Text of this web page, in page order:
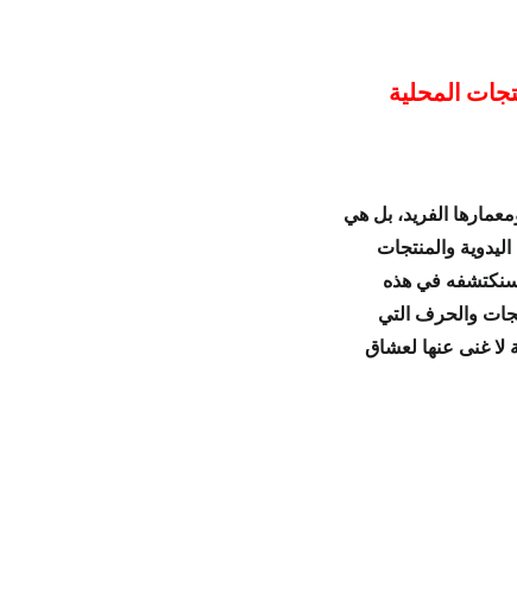
المحلية
الفريد، بل هي
والمنتجات
سنكتشفه في هذه
والحرف التي
غنى عنها لعشاق